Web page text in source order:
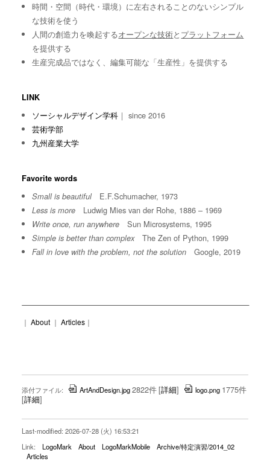
時間・空間（時代・環境）に左右されることのないシンプル
な技術を使う
人間の創造力を喚起するオープンな技術と プラットフォーム
を提供する
生産完成品ではなく、編集可能な「生産性」を提供する
LINK
ソーシャルデザイン学科 ｜ since 2016
芸術学部
九州産業大学
Favorite words
Small is beautifulE.F.Schumacher, 1973
Less is more Ludwig Mies van der Rohe, 1886 – 1969
Write once, run anywhere Sun Microsystems, 1995
Simple is better than complexThe Zen of Python, 1999
Fall in love with the problem, not the solution Google, 2019
｜ About｜ Articles｜
添付ファイル: ArtAndDesign.jpg2822件[詳細] logo.png 1775件
[詳細]
Last-modified: 2026-07-28 (火) 16:53:21
Link:
LogoMark About LogoMarkMobile
Archive/特定演習/2014_02
Articles